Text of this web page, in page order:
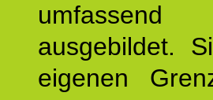
umfassend
ausgebildet.
eigenen